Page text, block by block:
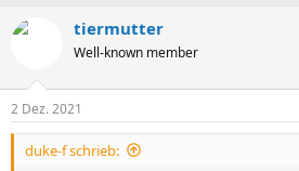
tiermutter
Well-known member
2 Dez. 2021
duke-f schrieb: